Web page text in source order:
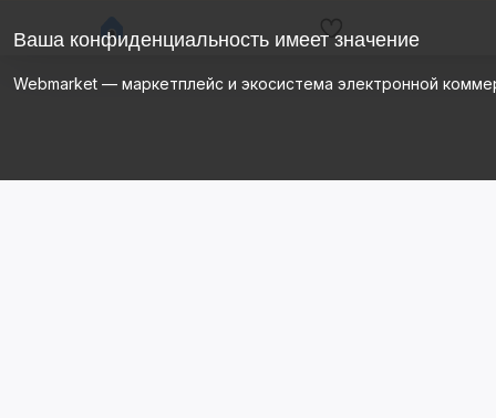
Ваша конфиденциальность имеет значение
Webmarket — маркетплейс и экосистема электронной